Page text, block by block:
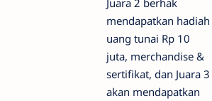
mendapatkan hadiah
uang tunai Rp 10
juta, merchandise &
sertifikat, dan Juara 3
akan mendapatkan